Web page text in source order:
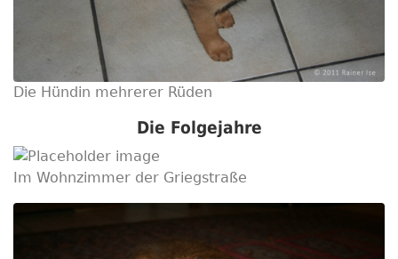
Die Hündin mehrerer Rüden
Die Folgejahre
Im Wohnzimmer der Griegstraße